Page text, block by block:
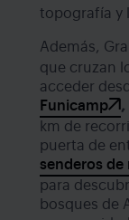
topografía y
Además,
que cruzan
acceder
Funicamp
,
km de
puerta de
senderos de
para
bosques de